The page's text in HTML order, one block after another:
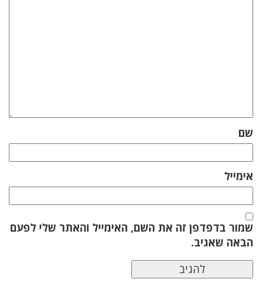
שם
אימייל
שמור בדפדפן זה את השם, האימייל והאתר שלי לפעם
הבאה שאגיב.